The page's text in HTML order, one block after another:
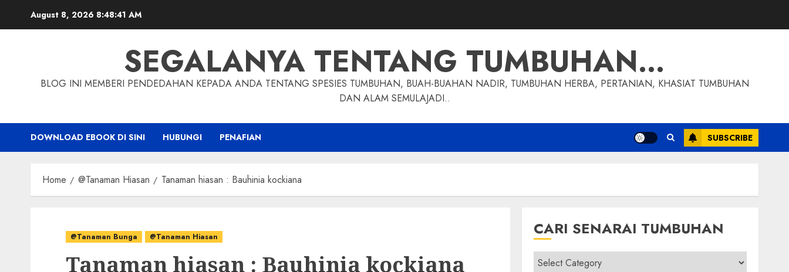
August 8, 2026 8:48:41 AM
SEGALANYA TENTANG TUMBUHAN…
BLOG INI MEMBERI PENDEDAHAN KEPADA ANDA TENTANG SPESIES TUMBUHAN, BUAH-BUAHAN NADIR, TUMBUHAN HERBA, PERTANIAN, KHASIAT TUMBUHAN
DAN ALAM SEMULAJADI..
DOWNLOAD EBOOK DI SINI HUBUNGI PENAFIAN SUBSCRIBE
Home @Tanaman Hiasan Tanaman hiasan : Bauhinia kockiana
@Tanaman Bunga @Tanaman Hiasan
Tanaman hiasan : Bauhinia kockiana
CARI SENARAI TUMBUHAN
Cari